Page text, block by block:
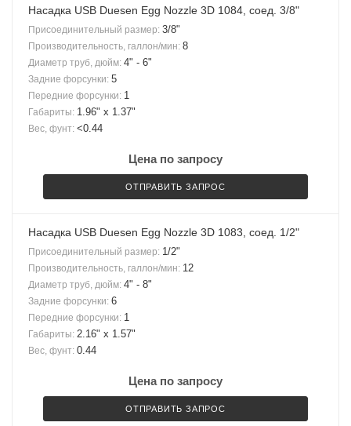
Насадка USB Duesen Egg Nozzle 3D 1084, соед. 3/8"
Присоединительный размер: 3/8"
Производительность, галлон/мин: 8
Диаметр труб, дюйм: 4" - 6"
Задние форсунки: 5
Передние форсунки: 1
Габариты: 1.96" x 1.37"
Вес, фунт: <0.44
Цена по запросу
ОТПРАВИТЬ ЗАПРОС
Насадка USB Duesen Egg Nozzle 3D 1083, соед. 1/2"
Присоединительный размер: 1/2"
Производительность, галлон/мин: 12
Диаметр труб, дюйм: 4" - 8"
Задние форсунки: 6
Передние форсунки: 1
Габариты: 2.16" x 1.57"
Вес, фунт: 0.44
Цена по запросу
ОТПРАВИТЬ ЗАПРОС